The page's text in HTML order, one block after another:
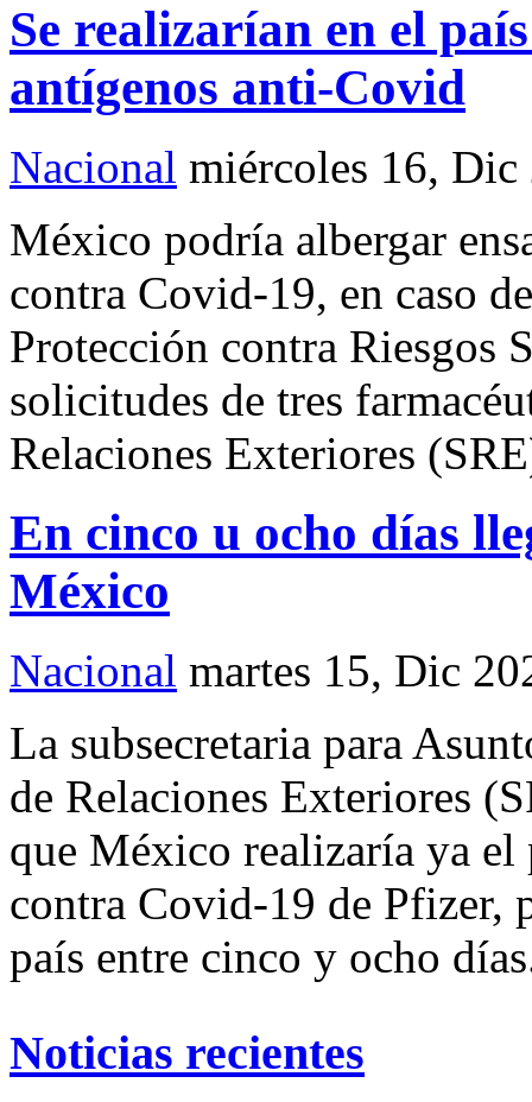
Se realizarían en el
antígenos anti-Covid
Nacional miércoles 16, Dic
México podría albergar
contra Covid-19, en caso
Protección contra Riesgos
solicitudes de tres
Relaciones Exteriores
En cinco u ocho días
México
Nacional martes 15, Dic
La subsecretaria para
de Relaciones Exteriores
que México realizaría ya
contra Covid-19 de Pfizer,
país entre cinco y ocho
Noticias recientes